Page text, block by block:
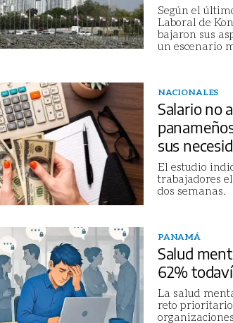
Según el
Laboral de
bajaron sus
un escenario
NACIONALES
Salario no
sus
El estudio
trabajadores
dos semanas.
PANAMÁ
Salud
62%
La salud
reto